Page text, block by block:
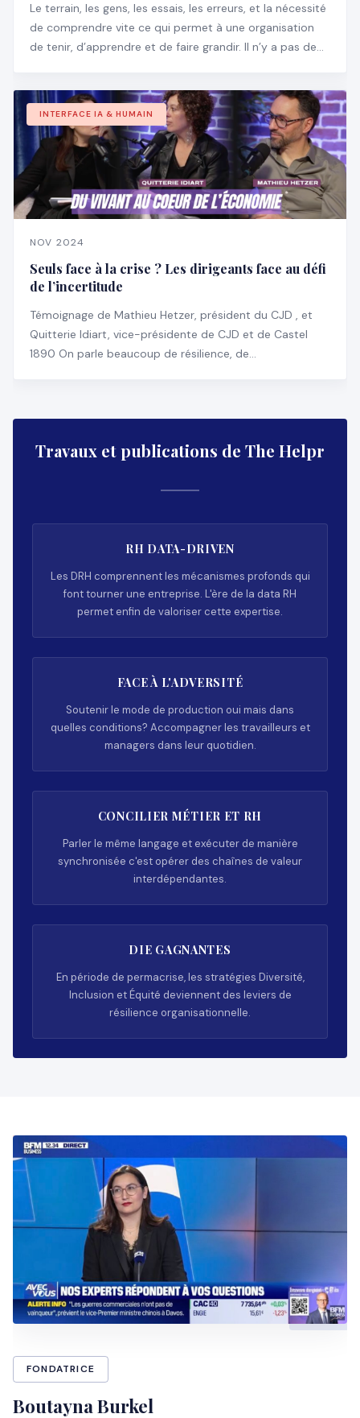
Le terrain, les gens, les essais, les erreurs, et la nécessité
de comprendre vite ce qui permet à une organisation
de tenir, d’apprendre et de faire grandir. Il n’y a pas de
INTERFACE IA & HUMAIN
NOV 2024
Seuls face à la crise ? Les dirigeants face au défi
de l’incertitude
Témoignage de Mathieu Hetzer, président du CJD , et
Quitterie Idiart, vice-présidente de CJD et de Castel
1890 On parle beaucoup de résilience, de
Travaux et publications de The Helpr
RH DATA-DRIVEN
Les DRH comprennent les mécanismes profonds qui
font tourner une entreprise. L'ère de la data RH
permet enfin de valoriser cette expertise.
FACE À L'ADVERSITÉ
Soutenir le mode de production oui mais dans
quelles conditions? Accompagner les travailleurs et
managers dans leur quotidien.
CONCILIER MÉTIER ET RH
Parler le même langage et exécuter de manière
synchronisée c'est opérer des chaînes de valeur
interdépendantes.
DIE GAGNANTES
En période de permacrise, les stratégies Diversité,
Inclusion et Équité deviennent des leviers de
résilience organisationnelle.
FONDATRICE
Boutayna Burkel